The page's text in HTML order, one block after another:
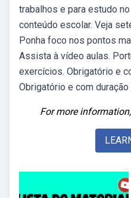
trabalhos e para estudo
conteúdo escolar. Veja
Ponha foco nos pontos
Assista à vídeo aulas.
exercícios. Obrigatório e
Obrigatório e com duração
For more